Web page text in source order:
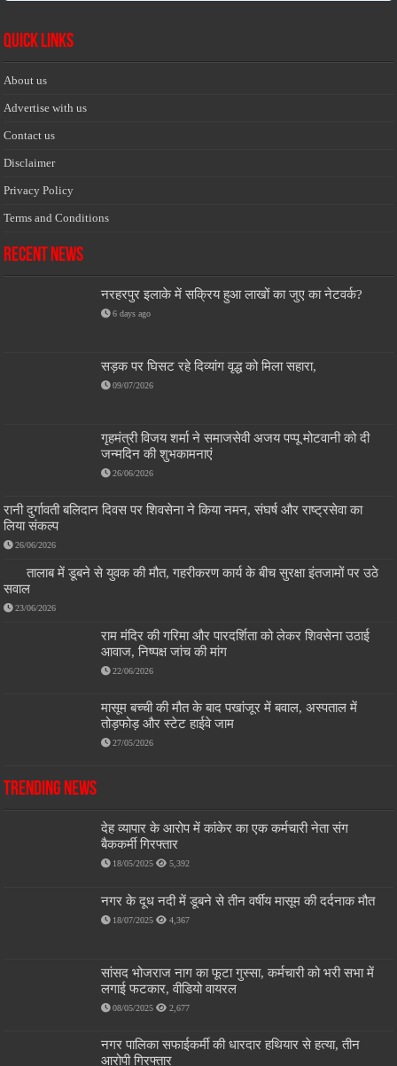
Quick Links
About us
Advertise with us
Contact us
Disclaimer
Privacy Policy
Terms and Conditions
Recent News
नरहरपुर इलाके में सक्रिय हुआ लाखों का जुए का नेटवर्क?
6 days ago
सड़क पर घिसट रहे दिव्यांग वृद्ध को मिला सहारा,
09/07/2026
गृहमंत्री विजय शर्मा ने समाजसेवी अजय पप्पू मोटवानी को दी
जन्मदिन की शुभकामनाएं
26/06/2026
रानी दुर्गावती बलिदान दिवस पर शिवसेना ने किया नमन, संघर्ष और राष्ट्रसेवा का
लिया संकल्प
26/06/2026
तालाब में डूबने से युवक की मौत, गहरीकरण कार्य के बीच सुरक्षा इंतजामों पर उठे
सवाल
23/06/2026
राम मंदिर की गरिमा और पारदर्शिता को लेकर शिवसेना उठाई
आवाज, निष्पक्ष जांच की मांग
22/06/2026
मासूम बच्ची की मौत के बाद पखांजूर में बवाल, अस्पताल में
तोड़फोड़ और स्टेट हाईवे जाम
27/05/2026
Trending News
देह व्यापार के आरोप में कांकेर का एक कर्मचारी नेता संग
बैककर्मी गिरफ्तार
18/05/2025 5,392
नगर के दूध नदी में डूबने से तीन वर्षीय मासूम की दर्दनाक मौत
18/07/2025 4,367
सांसद भोजराज नाग का फूटा गुस्सा, कर्मचारी को भरी सभा में
लगाई फटकार, वीडियो वायरल
08/05/2025 2,677
नगर पालिका सफाईकर्मी की धारदार हथियार से हत्या, तीन
आरोपी गिरफ्तार